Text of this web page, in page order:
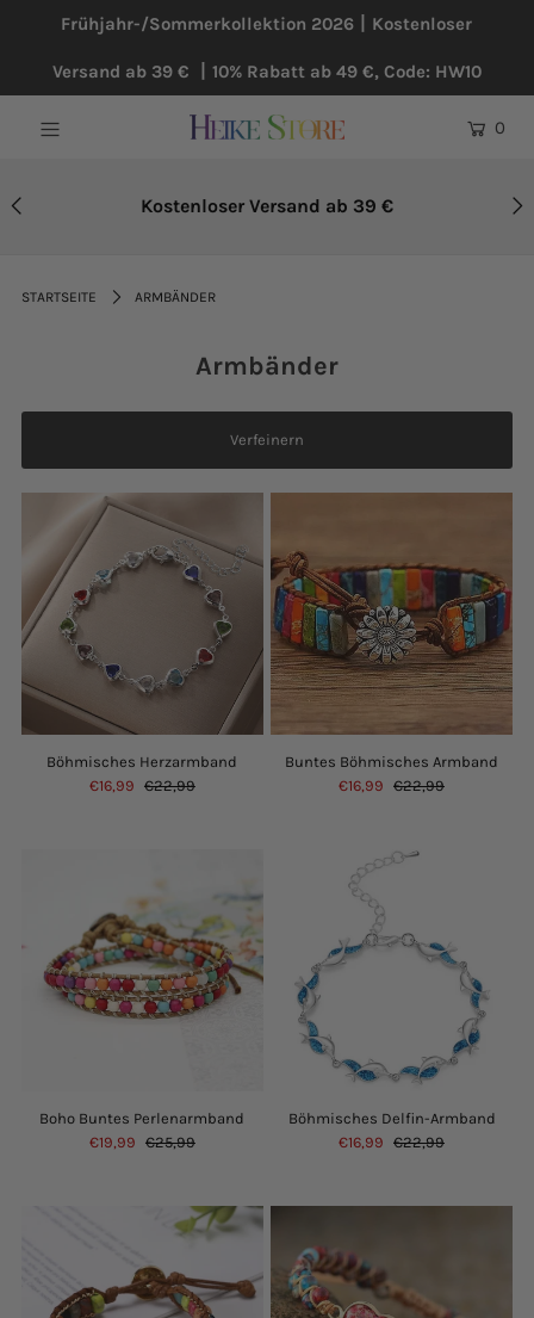
Frühjahr-/Sommerkollektion 2026丨Kostenloser
Versand ab 39 € 丨10% Rabatt ab 49 €, Code: HW10
0
10% Rabatt ab 49 €
Code: HW10
STARTSEITE ARMBÄNDER
Armbänder
Verfeinern
Böhmisches Herzarmband
€16,99 €22,99
Buntes Böhmisches Armband
€16,99
€22,99
Boho Buntes Perlenarmband
€19,99 €25,99
Böhmisches Delfin-Armband
€16,99
€22,99
ACCESSOIRES
Einloggen oder Konto erstellen